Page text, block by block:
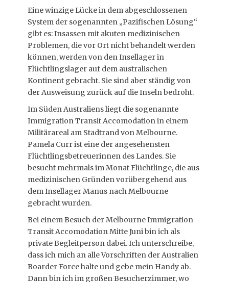
Eine winzige Lücke in dem abgeschlossenen
System der sogenannten „Pazifischen Lösung“
gibt es: Insassen mit akuten medizinischen
Problemen, die vor Ort nicht behandelt werden
können, werden von den Insellager in
Flüchtlingslager auf dem australischen
Kontinent gebracht. Sie sind aber ständig von
der Ausweisung zurück auf die Inseln bedroht.
Im Süden Australiens liegt die sogenannte
Immigration Transit Accomodation in einem
Militärareal am Stadtrand von Melbourne.
Pamela Curr ist eine der angesehensten
Flüchtlingsbetreuerinnen des Landes. Sie
besucht mehrmals im Monat Flüchtlinge, die aus
medizinischen Gründen vorübergehend aus
dem Insellager Manus nach Melbourne
gebracht wurden.
Bei einem Besuch der Melbourne Immigration
Transit Accomodation Mitte Juni bin ich als
private Begleitperson dabei. Ich unterschreibe,
dass ich mich an alle Vorschriften der Australien
Boarder Force halte und gebe mein Handy ab.
Dann bin ich im großen Besucherzimmer, wo